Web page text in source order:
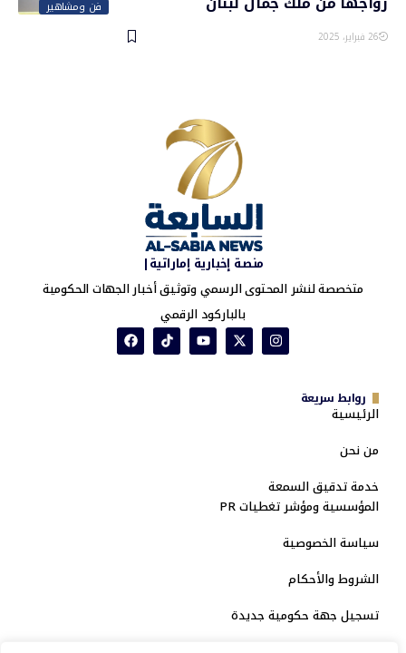
فن ومشاهير
26 فبراير، 2025
منصة إخبارية إماراتية|
متخصصة لنشر المحتوى الرسمي وتوثيق أخبار الجهات الحكومية
بالباركود الرقمي
روابط سريعة
الرئيسية
من نحن
خدمة تدقيق السمعة
المؤسسية ومؤشر تغطيات PR
سياسة الخصوصية
الشروط والأحكام
تسجيل جهة حكومية جديدة